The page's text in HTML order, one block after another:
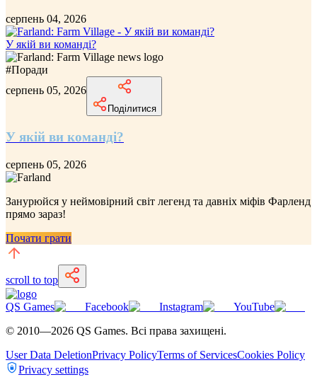
серпень 04, 2026
У якій ви команді?
#Поради
серпень 05, 2026
Поділитися
У якій ви команді?
серпень 05, 2026
Занурюйся у неймовірний світ легенд та давніх міфів Фарленд
прямо зараз!
Почати грати
scroll to top
QS Games Facebook Instagram
YouTube
© 2010—2026 QS Games. Всі права захищені.
User Data DeletionPrivacy PolicyTerms of ServicesCookies Policy
Privacy settings